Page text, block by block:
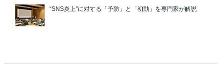
“SNS炎上”に対する「予防」と「初動」を専門家が解説